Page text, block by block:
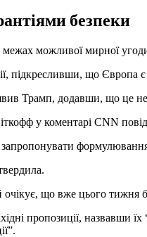
безпеки
можливої мирної
підкресливши, що
Трамп, додавши, що це не
у коментарі CNN
формулювання,
що вже цього тижня
пропозиції, назвавши